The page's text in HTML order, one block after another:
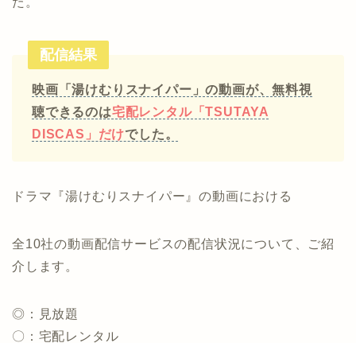
配信結果
映画「湯けむりスナイパー」の動画が、無料視
聴できるのは宅配レンタル「TSUTAYA
DISCAS」だけでした。
ドラマ『湯けむりスナイパー』の動画における
全10社の動画配信サービスの配信状況について、ご紹
介します。
◎：見放題
〇：宅配レンタル